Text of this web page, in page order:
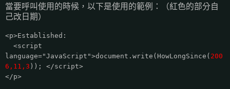
當要呼叫使用的時候，以下是使用的範例：（紅色的部分自
己改日期）
<p>Established:
<script
language="JavaScript">document.write(HowLongSince( 200
6,11,3 )); </script>
</p>